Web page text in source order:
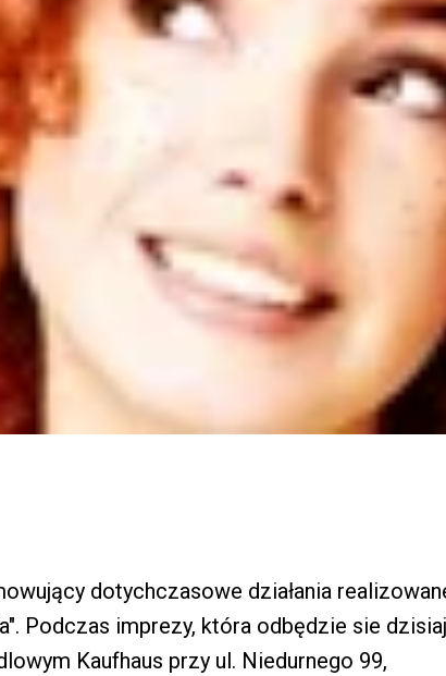
dotychczasowe działania
Podczas imprezy, która odbędzie sie dzisiaj
Kaufhaus przy ul. Niedurnego 99,